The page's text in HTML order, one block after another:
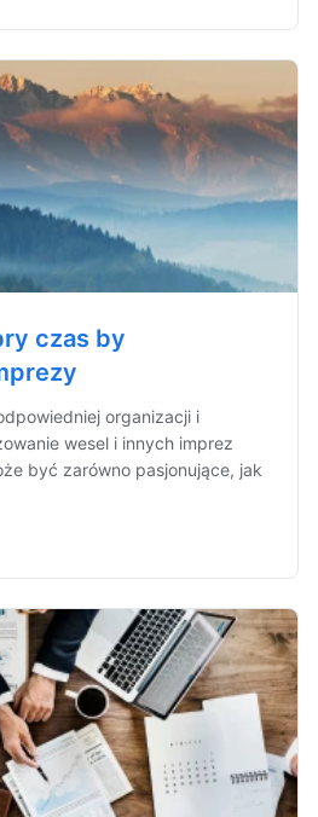
czas by
organizacji i
wesel i innych imprez
być zarówno pasjonujące, jak